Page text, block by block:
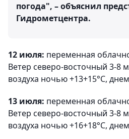
погода", – объяснил
Гидрометцентра.
12 июля: переменная
Ветер северо-восточный 3-8
воздуха ночью +13+15°C,
13 июля: переменная
Ветер северо-восточный 3-8
воздуха ночью +16+18°C,